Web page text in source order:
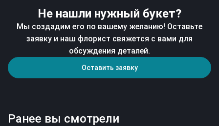
Не нашли нужный букет?
Мы создадим его по вашему желанию! Оставьте
заявку и наш флорист свяжется с вами для
обсуждения деталей.
Оставить заявку
Ранее вы смотрели